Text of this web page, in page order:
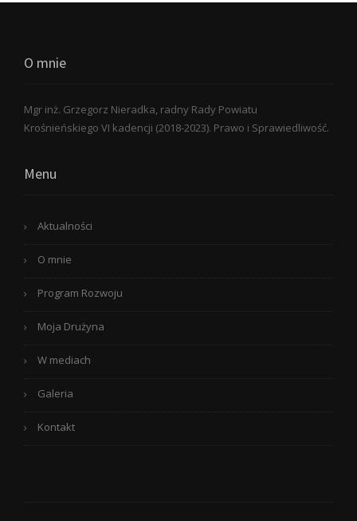
O mnie
Mgr inż. Grzegorz Nieradka, radny Rady Powiatu
Krośnieńskiego VI kadencji (2018-2023). Prawo i Sprawiedliwość.
Menu
Aktualności
O mnie
Program Rozwoju
Moja Drużyna
W mediach
Galeria
Kontakt